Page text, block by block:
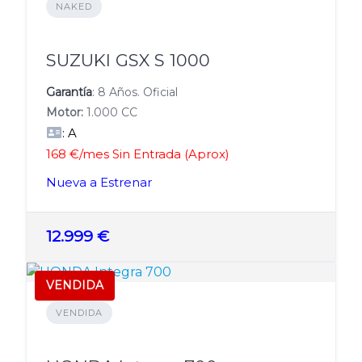
NAKED
SUZUKI GSX S 1000
Garantía: 8 Años. Oficial
Motor: 1.000 CC
: A
168 €/mes Sin Entrada (Aprox)
Nueva a Estrenar
12.999 €
VENDIDA
VENDIDA